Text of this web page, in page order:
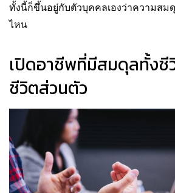
ทั้งนี้ก็ขึ้นอยู่กับตัวบุคคลเองว่าความสม
ไหน
เปิดอาชีพที่มีสมดุลทั้งชี
ชีวิตส่วนตัว